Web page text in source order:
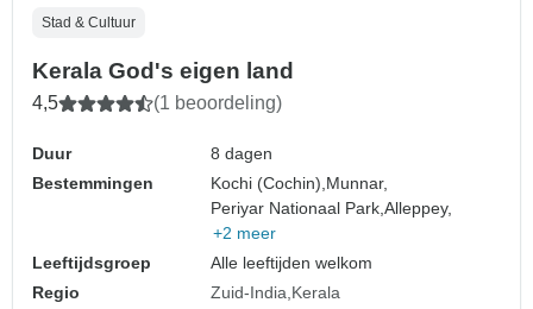
Stad & Cultuur
Kerala God's eigen land
4,5 (1 beoordeling)
Duur
8 dagen
Bestemmingen
Kochi (Cochin), Munnar,
Periyar Nationaal Park,Alleppey,
+2 meer
Leeftijdsgroep
Alle leeftijden welkom
Regio
Zuid-India Kerala